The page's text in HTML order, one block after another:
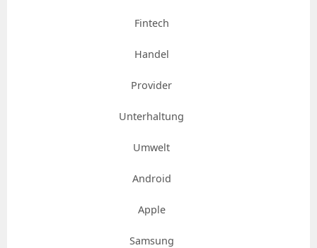
Fintech
Handel
Provider
Unterhaltung
Umwelt
Android
Apple
Samsung